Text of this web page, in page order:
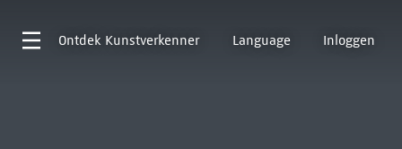
Ontdek Kunstverkenner Language Inloggen